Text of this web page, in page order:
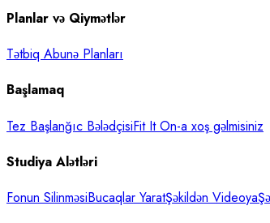
Planlar və Qiymətlər
Tətbiq Abunə Planları
Başlamaq
Tez Başlanğıc BələdçisiFit It On-a xoş gəlmisiniz
Studiya Alətləri
Fonun SilinməsiBucaqlar YaratŞəkildən Videoya